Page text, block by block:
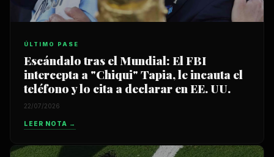
ÚLTIMO PASE
Escándalo tras el Mundial: El FBI
intercepta a "Chiqui" Tapia, le incauta el
teléfono y lo cita a declarar en EE. UU.
22/07/2026
LEER NOTA →